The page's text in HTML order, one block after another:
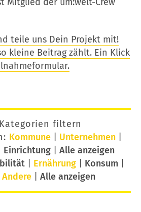
teile uns Dein Projekt mit!
kleine Beitrag zählt. Ein Klick
filtern
Kommune| Unternehmen|
Einrichtung| Alle anzeigen
Ernährung Konsum
Andere| Alle anzeigen